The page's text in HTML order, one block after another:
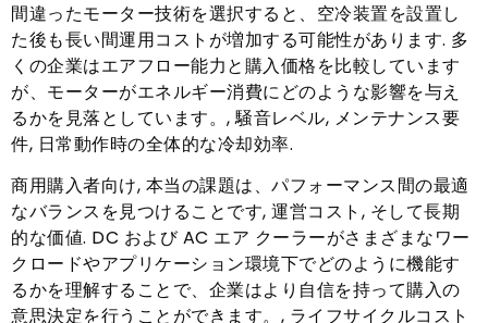
間違ったモーター技術を選択すると、空冷装置を設置し
た後も長い間運用コストが増加する可能性があります. 多
くの企業はエアフロー能力と購入価格を比較しています
が、モーターがエネルギー消費にどのような影響を与え
るかを見落としています。, 騒音レベル, メンテナンス要
件, 日常動作時の全体的な冷却効率.
商用購入者向け, 本当の課題は、パフォーマンス間の最適
なバランスを見つけることです, 運営コスト, そして長期
的な価値. DC および AC エア クーラーがさまざまなワー
クロードやアプリケーション環境下でどのように機能す
るかを理解することで、企業はより自信を持って購入の
意思決定を行うことができます。, ライフサイクルコスト